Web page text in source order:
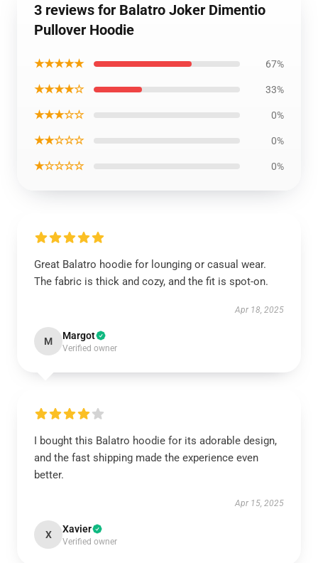
3 reviews for Balatro Joker Dimentio
Pullover Hoodie
★★★★★ 67%
★★★★☆ 33%
★★★☆☆ 0%
★★☆☆☆ 0%
★☆☆☆☆ 0%
Great Balatro hoodie for lounging or casual wear.
The fabric is thick and cozy, and the fit is spot-on.
Apr 18, 2025
M Margot
Verified owner
I bought this Balatro hoodie for its adorable design,
and the fast shipping made the experience even
better.
Apr 15, 2025
X Xavier
Verified owner